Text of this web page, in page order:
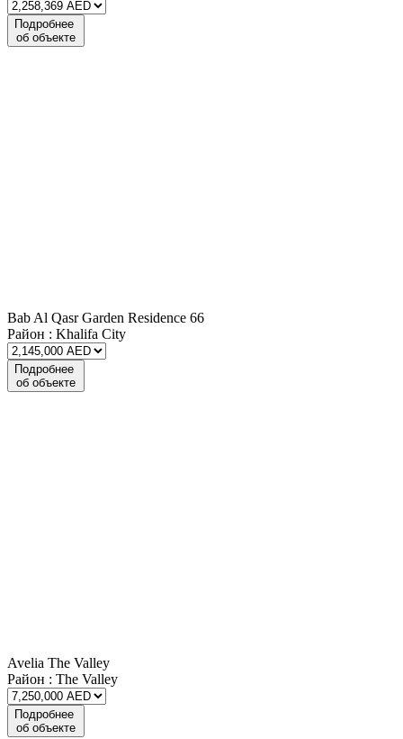
Подробнее
об объекте
Bab Al Qasr Garden Residence 66
Район : Khalifa City
Подробнее
об объекте
Avelia The Valley
Район : The Valley
Подробнее
об объекте